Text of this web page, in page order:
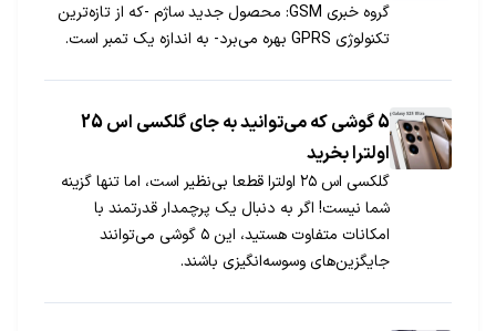
گروه خبری GSM: محصول جدید ساژم -که از تازه‌ترین
تکنولوژی GPRS بهره می‌برد- به اندازه یک تمبر است.
5 گوشی که می‌توانید به جای گلکسی اس 25
اولترا بخرید
گلکسی اس ۲۵ اولترا قطعا بی‌نظیر است، اما تنها گزینه
شما نیست! اگر به دنبال یک پرچمدار قدرتمند با
امکانات متفاوت هستید، این ۵ گوشی می‌توانند
جایگزین‌های وسوسه‌انگیزی باشند.